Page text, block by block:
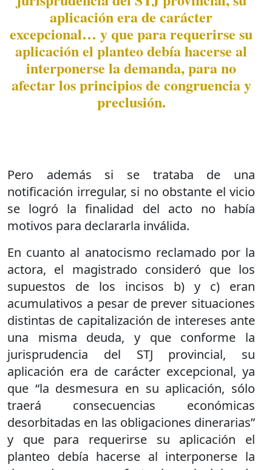
aplicación era de carácter
excepcional… y que para requerirse su
aplicación el planteo debía hacerse al
interponerse la demanda, para no
afectar los principios de congruencia y
preclusión.
Pero además si se trataba de una
notificación irregular, si no obstante el vicio
se logró la finalidad del acto no había
motivos para declararla inválida.
En cuanto al anatocismo reclamado por la
actora, el magistrado consideró que los
supuestos de los incisos b) y c) eran
acumulativos a pesar de prever situaciones
distintas de capitalización de intereses ante
una misma deuda, y que conforme la
jurisprudencia del STJ provincial, su
aplicación era de carácter excepcional, ya
que “la desmesura en su aplicación, sólo
traerá consecuencias económicas
desorbitadas en las obligaciones dinerarias”
y que para requerirse su aplicación el
planteo debía hacerse al interponerse la